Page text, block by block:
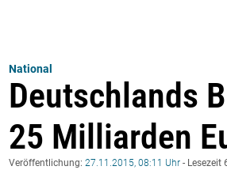
National
Deutschlands
25 Milliarden
Veröffentlichung: 27.11.2015, 08:11 Uhr - Lesezeit